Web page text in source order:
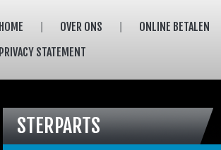
HOME OVER ONS ONLINE BETALEN
PRIVACY STATEMENT
STERPARTS